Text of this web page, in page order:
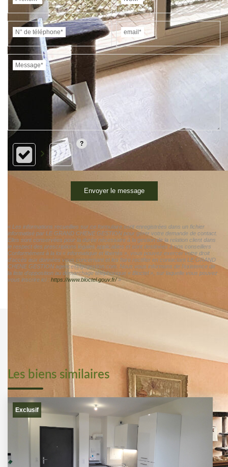
N° de téléphone* email*
Message*
Envoyer le message
« Les informations recueillies sur ce formulaire sont enregistrées dans un fichier
informatisé par LE GRAND CHENE GESTION pour gérer votre demande de contact.
Elles sont conservées pour la durée nécessaire à la gestion de la relation client dans
le respect des prescriptions légales applicables et sont destinées à nos conseillers
Conformément à la loi « informatique et libertés », vous pouvez exercer votre droit
d'accès aux données vous concernant et les faire rectifier en contactant LE GRAND
CHENE GESTION agence@lgcgestion.com. Nous vous informons de l'existence de
la liste d'opposition au démarchage téléphonique « Bloctel », sur laquelle vous pouvez
vous inscrire ici : https://www.bloctel.gouv.fr/»
Les biens similaires
Exclusif